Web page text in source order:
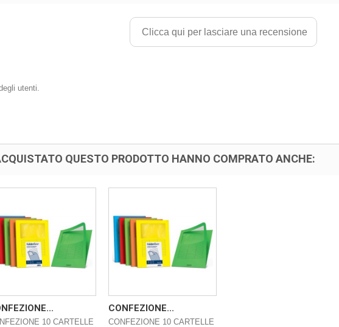
Clicca qui per lasciare una recensione
utenti.
QUESTO PRODOTTO HANNO COMPRATO ANCHE:
10 CARTELLE
CONFEZIONE...
CONFEZIONE 10 CARTELLE